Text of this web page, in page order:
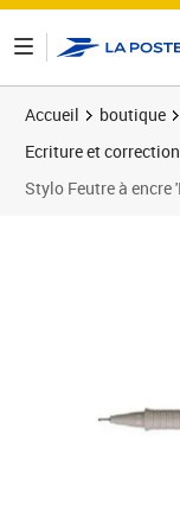
Accueil boutique
Ecriture et correction
Stylo Feutre à encre